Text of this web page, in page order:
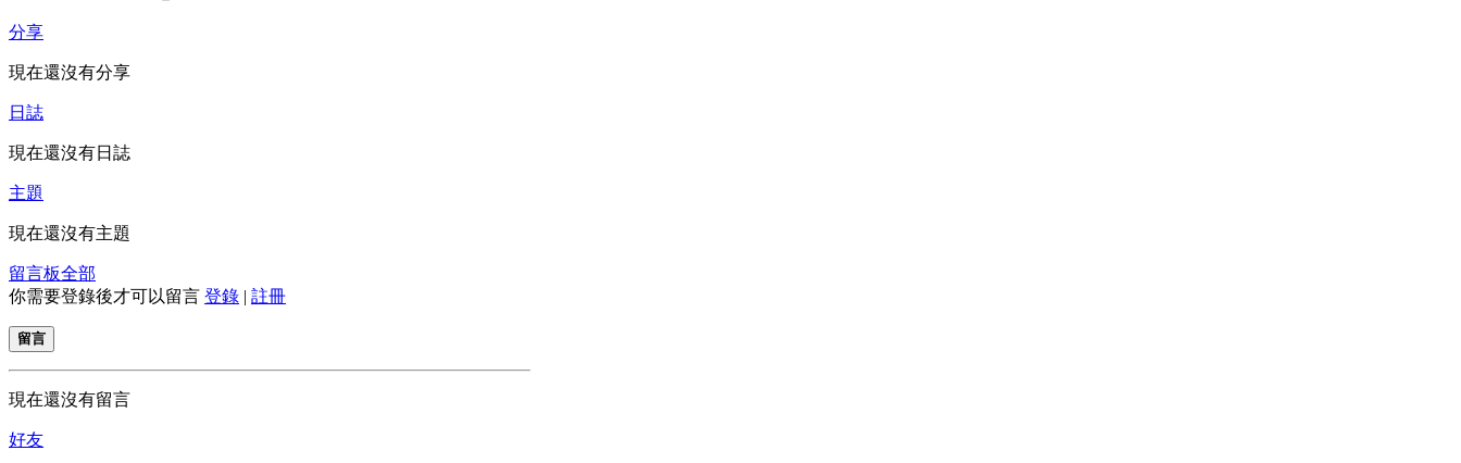
分享
現在還沒有分享
日誌
現在還沒有日誌
主題
現在還沒有主題
留言板全部
你需要登錄後才可以留言 登錄 | 註冊
留言
現在還沒有留言
好友